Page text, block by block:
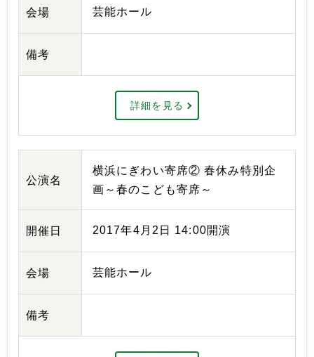
会場 芸能ホール
備考
詳細を見る
公演名
横浜にぎわい寄席② 春休み特別企
画～春のこども寄席～
開催日 2017年4月2日 14:00開演
会場 芸能ホール
備考